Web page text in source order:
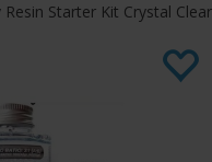
Resin Starter Kit Crystal Clear